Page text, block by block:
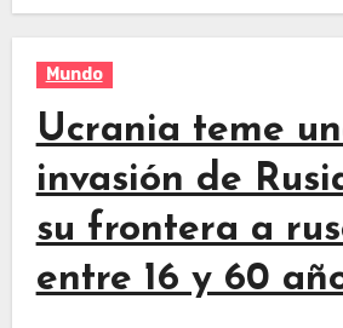
Mundo
Ucrania teme
invasión de
su frontera a
entre 16 y 60